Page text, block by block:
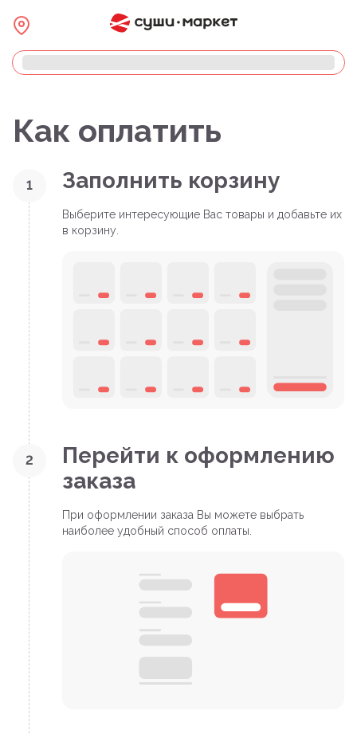
Как оплатить
1 Заполнить корзину
Выберите интересующие Вас товары и добавьте их
в корзину.
2
Перейти к оформлению
заказа
При оформлении заказа Вы можете выбрать
наиболее удобный способ оплаты.